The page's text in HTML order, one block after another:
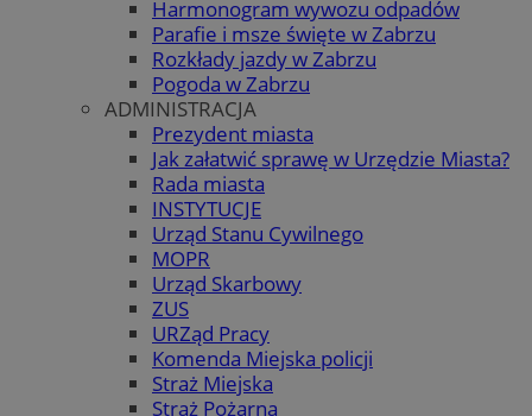
Harmonogram wywozu odpadów
Parafie i msze święte w Zabrzu
Rozkłady jazdy w Zabrzu
Pogoda w Zabrzu
ADMINISTRACJA
Prezydent miasta
Jak załatwić sprawę w Urzędzie Miasta?
Rada miasta
INSTYTUCJE
Urząd Stanu Cywilnego
MOPR
Urząd Skarbowy
ZUS
URZąd Pracy
Komenda Miejska policji
Straż Miejska
Straż Pożarna